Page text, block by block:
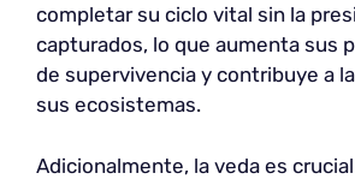
completar su ciclo vital sin la
capturados, lo que aumenta sus
de supervivencia y contribuye a
sus ecosistemas.
Adicionalmente, la veda es